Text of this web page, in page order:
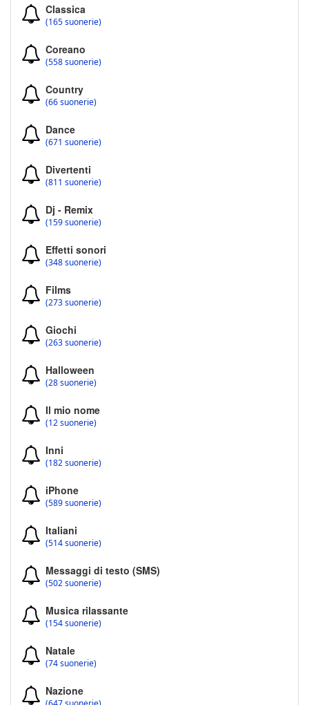
Classica
(165 suonerie)
Coreano
(558 suonerie)
Country
(66 suonerie)
Dance
(671 suonerie)
Divertenti
(811 suonerie)
Dj - Remix
(159 suonerie)
Effetti sonori
(348 suonerie)
Films
(273 suonerie)
Giochi
(263 suonerie)
Halloween
(28 suonerie)
Il mio nome
(12 suonerie)
Inni
(182 suonerie)
iPhone
(589 suonerie)
Italiani
(514 suonerie)
Messaggi di testo (SMS)
(502 suonerie)
Musica rilassante
(154 suonerie)
Natale
(74 suonerie)
Nazione